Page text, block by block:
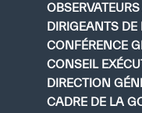
DIRIGEANTS DE
CONFÉRENCE
CONSEIL
DIRECTION
CADRE DE LA